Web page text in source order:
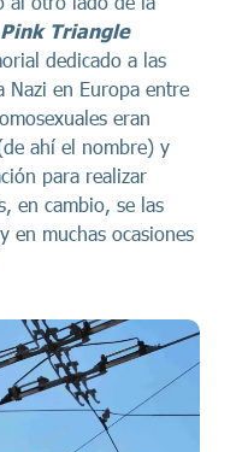
Pink Triangle
dedicado a las
Nazi en Europa entre
eran
ahí el nombre) y
para realizar
en cambio, se las
en muchas ocasiones